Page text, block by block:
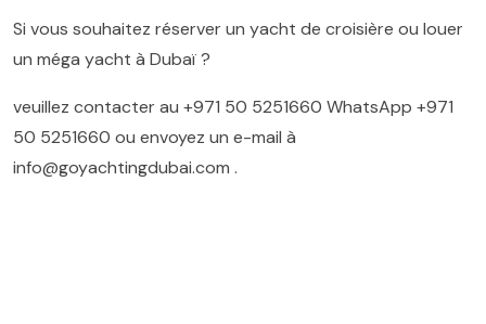
Si vous souhaitez réserver un yacht de croisière ou louer
un méga yacht à Dubaï ?
veuillez contacter au +971 50 5251660 WhatsApp +971
50 5251660 ou envoyez un e-mail à
info@goyachtingdubai.com .